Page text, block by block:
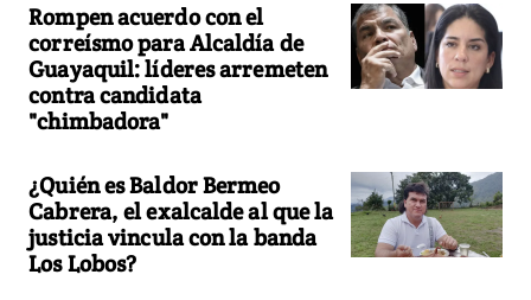
Rompen acuerdo con el
correísmo para Alcaldía de
Guayaquil: líderes arremeten
contra candidata
"chimbadora"
¿Quién es Baldor Bermeo
Cabrera, el exalcalde al que la
justicia vincula con la banda
Los Lobos?